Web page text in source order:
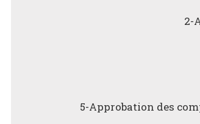
2-
5-Approbation des